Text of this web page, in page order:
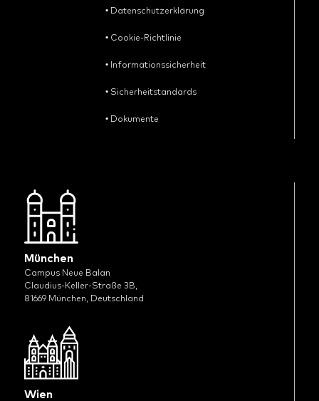
•Datenschutzerklärung
•Cookie-Richtlinie
•Informationssicherheit
•Sicherheitstandards
•Dokumente
München
Campus Neue Balan
Claudius-Keller-Straße 3B,
81669 München, Deutschland
Wien